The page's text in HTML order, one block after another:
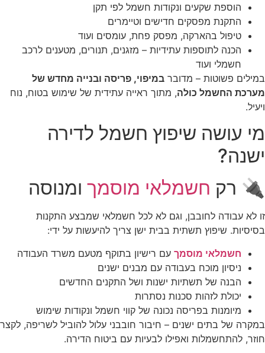
הוספת שקעים ונקודות חשמל לפי תקן
התקנת מפסקים חדישים וטיימרים
טיפול בהארקה, מפסק פחת, עומסים ועוד
הכנה לתוספות עתידיות – מזגנים, תנורים, מטענים לרכב
חשמלי ועוד
במילים פשוטות – מדובר במיפוי, פריסה ובנייה מחדש של
מערכת החשמל כולה, מתוך ראייה עתידית של שימוש בטוח, נוח
ויעיל.
מי עושה שיפוץ חשמל לדירה
ישנה?
🔌 רק חשמלאי מוסמך ומנוסה
זו לא עבודה לחובבן, וגם לא לכל חשמלאי שמבצע התקנות
בסיסיות. שיפוץ תשתית בבית ישן צריך להיעשות על ידי:
חשמלאי מוסמך עם רישיון בתוקף מטעם משרד העבודה
ניסיון מוכח בעבודה עם מבנים ישנים
הבנה של תשתיות ישנות ושל התקנים החדשים
יכולת לזהות סכנות נסתרות
מיומנות בפריסה נכונה של קווי חשמל ונקודות שימוש
במקרה של בתים ישנים – חיבור חובבני עלול להוביל לשריפה, לקצר
חוזר, להתחשמלות ואפילו לבעיות עם ביטוח הדירה.